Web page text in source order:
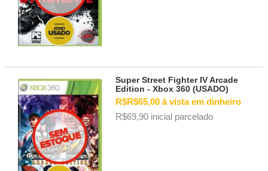
Super Street Fighter IV Arcade
Edition - Xbox 360 (USADO)
R$R$65,00 à vista em dinheiro
R$69,90 inicial parcelado